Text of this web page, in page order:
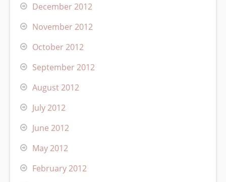
December 2012
November 2012
October 2012
September 2012
August 2012
July 2012
June 2012
May 2012
February 2012